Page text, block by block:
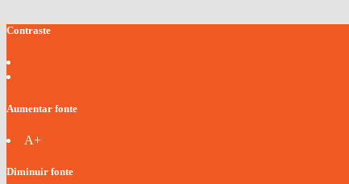
Contraste
Aumentar fonte
A+
Diminuir fonte